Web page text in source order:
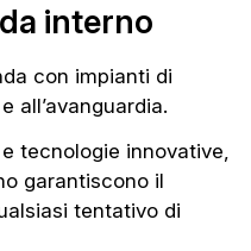
interno
con impianti di
all’avanguardia.
tecnologie innovative,
garantiscono il
tentativo di